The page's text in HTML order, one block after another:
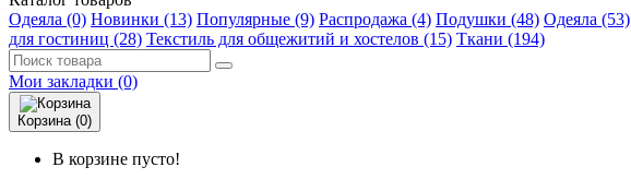
Одеяла (0) Новинки (13) Популярные (9) Распродажа (4) Подушки (48) Одеяла (53)
для гостиниц (28) Текстиль для общежитий и хостелов (15) Ткани (194)
Мои закладки (0)
Корзина (0)
В корзине пусто!